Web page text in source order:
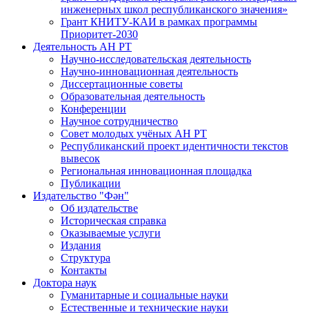
инженерных школ республиканского значения»
Грант КНИТУ-КАИ в рамках программы
Приоритет-2030
Деятельность АН РТ
Научно-исследовательская деятельность
Научно-инновационная деятельность
Диссертационные советы
Образовательная деятельность
Конференции
Научное сотрудничество
Совет молодых учёных АН РТ
Республиканский проект идентичности текстов
вывесок
Региональная инновационная площадка
Публикации
Издательство "Фән"
Об издательстве
Историческая справка
Оказываемые услуги
Издания
Структура
Контакты
Доктора наук
Гуманитарные и социальные науки
Естественные и технические науки